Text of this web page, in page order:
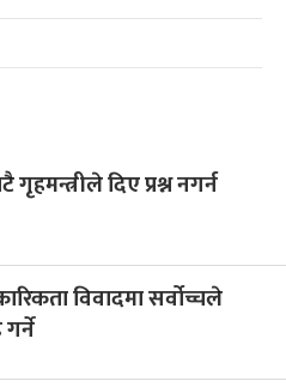
गृहमन्त्रीले दिए प्रश्न नगर्न
विवादमा सर्वोच्चले